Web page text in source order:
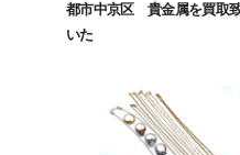
都市中京区 貴金属を買取
いた